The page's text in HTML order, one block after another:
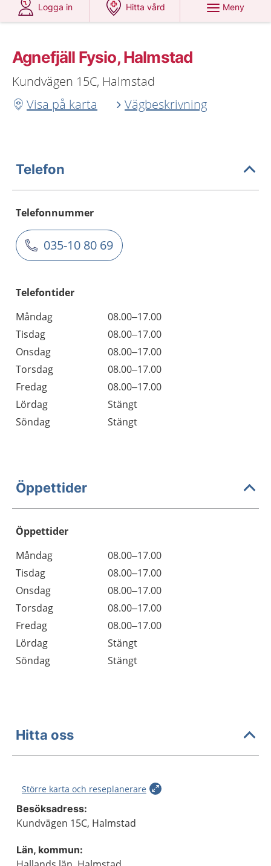
Logga in
Hitta vård
Meny
Agnefjäll Fysio, Halmstad
Kundvägen 15C, Halmstad
Visa på karta
Vägbeskrivning
Telefon
Telefonnummer
035-10 80 69
Telefontider
Måndag
08.00–17.00
Tisdag
08.00–17.00
Onsdag
08.00–17.00
Torsdag
08.00–17.00
Fredag
08.00–17.00
Lördag
Stängt
Söndag
Stängt
Öppettider
Öppettider
Dag
Öppettider
Kommentarer
Måndag
08.00–17.00
Tisdag
08.00–17.00
Onsdag
08.00–17.00
Torsdag
08.00–17.00
Fredag
08.00–17.00
Lördag
Stängt
Söndag
Stängt
Hitta oss
Större karta och reseplanerare
Besöksadress:
Kundvägen 15C, Halmstad
Län, kommun: